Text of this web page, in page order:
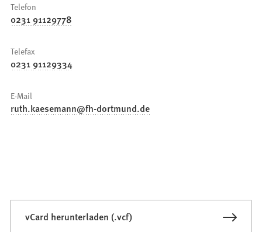
Telefon
0231 91129778
Telefax
0231 91129334
E-Mail
ruth.kaesemann fh-dortmund de
vCard herunterladen (.vcf)